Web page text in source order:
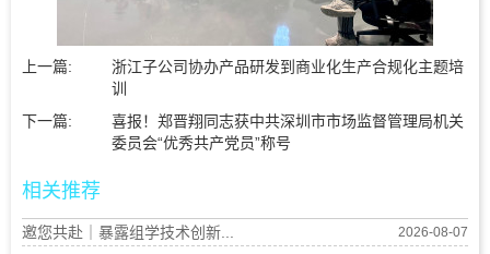
上一篇:
浙江子公司协办产品研发到商业化生产合规化主题培
训
下一篇:
喜报！郑晋翔同志获中共深圳市市场监督管理局机关
委员会“优秀共产党员”称号
相关推荐
邀您共赴｜暴露组学技术创新... 2026-08-07